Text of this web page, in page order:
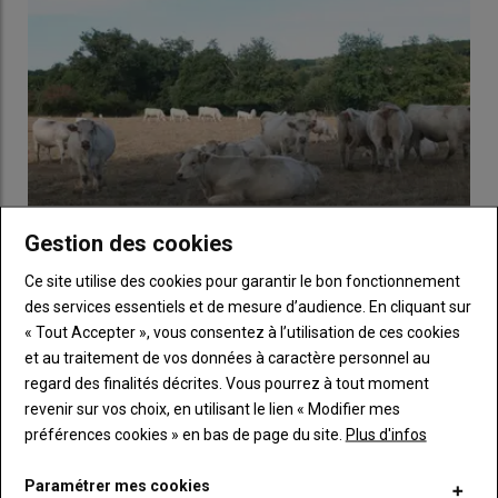
La FNB appelle à une mobilisation nationale devant
27 juillet 2026
La Fédération nationale bovine conteste la baisse des prix des
vaches allaitantes, jeunes bovins et broutards. Elle appelle…
Gestion des cookies
Ce site utilise des cookies pour garantir le bon fonctionnement
des services essentiels et de mesure d’audience. En cliquant sur
« Tout Accepter », vous consentez à l’utilisation de ces cookies
et au traitement de vos données à caractère personnel au
regard des finalités décrites. Vous pourrez à tout moment
revenir sur vos choix, en utilisant le lien « Modifier mes
préférences cookies » en bas de page du site. Plus d'infos
Paramétrer mes cookies